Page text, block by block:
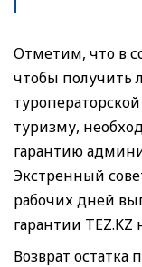
Отметим, что в
чтобы получить
туризму,
гарантию
Экстренный
рабочих дней
гарантии TEZ.KZ
Возврат остатка